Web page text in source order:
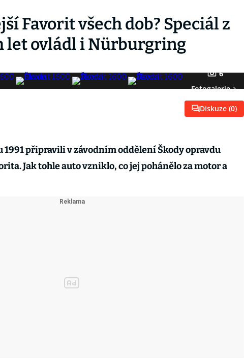
Favorit všech dob? Speciál z
let ovládl i Nürburgring
6
Fotogalerie
Diskuze (0)
1991 připravili v závodním oddělení Škody opravdu
Jak tohle auto vzniklo, co jej pohánělo za motor a